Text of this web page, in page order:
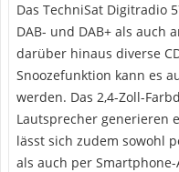
Das TechniSat Digitradio
DAB- und DAB+ als auch
darüber hinaus diverse
Snoozefunktion kann es
werden. Das 2,4-Zoll-
Lautsprecher generieren
lässt sich zudem sowohl
als auch per